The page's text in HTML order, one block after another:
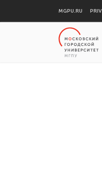
MGPU.RU